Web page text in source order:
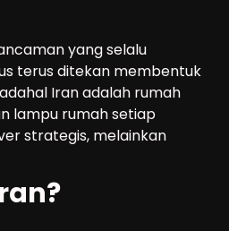
yang selalu
terus ditekan membentuk
Iran adalah rumah
lampu rumah setiap
strategis, melainkan